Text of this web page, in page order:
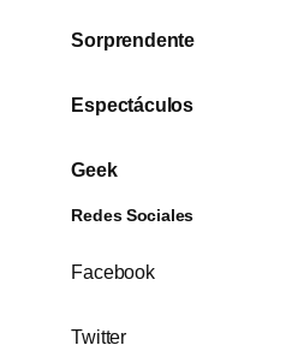
Sorprendente
Espectáculos
Geek
Redes Sociales
Facebook
Twitter